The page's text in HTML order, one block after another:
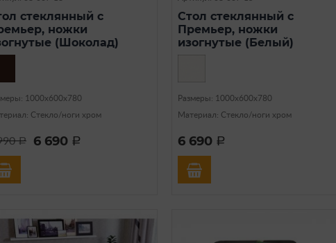
стеклянный с
ножки
(Шоколад)
1000х600х780
Стекло/ноги хром
a 6 690 a
Стол стеклянный с
Премьер, ножки
изогнутые (Белый)
Размеры: 1000х600х780
Материал: Стекло/ноги хром
6 690 a